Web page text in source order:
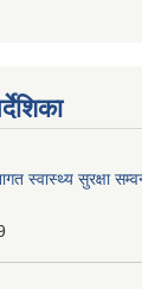
स्वास्थ्य सुरक्षा